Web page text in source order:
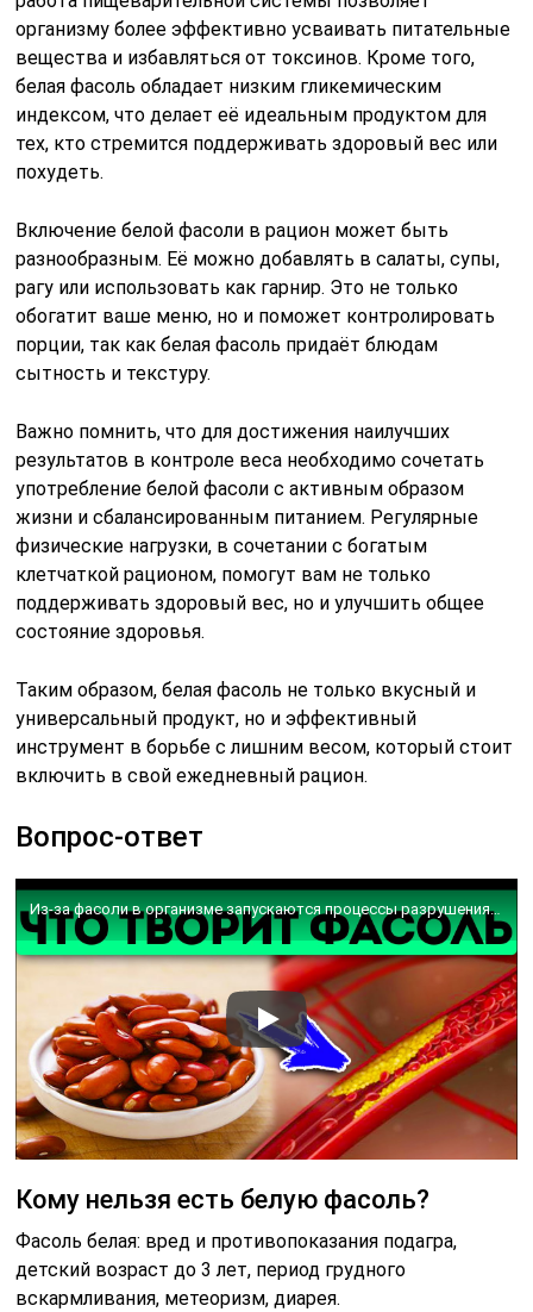
организму более эффективно усваивать питательные
вещества и избавляться от токсинов. Кроме того,
белая фасоль обладает низким гликемическим
индексом, что делает её идеальным продуктом для
тех, кто стремится поддерживать здоровый вес или
похудеть.
Включение белой фасоли в рацион может быть
разнообразным. Её можно добавлять в салаты, супы,
рагу или использовать как гарнир. Это не только
обогатит ваше меню, но и поможет контролировать
порции, так как белая фасоль придаёт блюдам
сытность и текстуру.
Важно помнить, что для достижения наилучших
результатов в контроле веса необходимо сочетать
употребление белой фасоли с активным образом
жизни и сбалансированным питанием. Регулярные
физические нагрузки, в сочетании с богатым
клетчаткой рационом, помогут вам не только
поддерживать здоровый вес, но и улучшить общее
состояние здоровья.
Таким образом, белая фасоль не только вкусный и
универсальный продукт, но и эффективный
инструмент в борьбе с лишним весом, который стоит
включить в свой ежедневный рацион.
Вопрос-ответ
Из-за фасоли в организме запускаются процессы разрушения и восстановления! Варёная фасоль
Кому нельзя есть белую фасоль?
Фасоль белая: вред и противопоказания подагра,
детский возраст до 3 лет, период грудного
вскармливания, метеоризм, диарея.